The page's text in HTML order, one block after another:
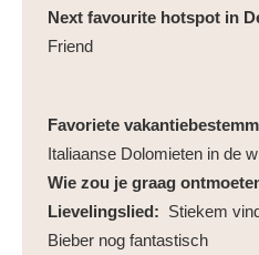
Next favourite hotspot in
Friend
Favoriete
Italiaanse Dolomieten in de
Wie zou je graag
Lievelingslied: Stiekem
Bieber nog fantastisch